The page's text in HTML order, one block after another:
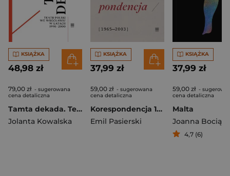
KSIĄŻKA
48,98 zł
79,00 zł - sugerowana
cena detaliczna
Tamta dekada. Teatr Polski we Wrocławiu w latach 1990-2000
Jolanta Kowalska
KSIĄŻKA
37,99 zł
59,00 zł - sugerowana
cena detaliczna
Korespondencja 1965-2003. Czesław Miłosz, Tymoteusz Karpowicz
Emil Pasierski
KSIĄŻKA
37,99 zł
59,00 zł -
cena detaliczna
Malta
Joanna Bociąg
4,7 (6)